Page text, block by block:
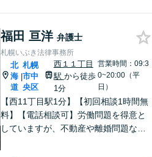
福田 亘洋 弁護士
札幌いぶき法律事務所
北
海
道
|
札幌
市中
央区
西１１丁目
駅 から徒歩
1分
営業時間：09:3
0~20:00（平
日）
【西11丁目駅1分】【初回相談1時間無
料】【電話相談可】労働問題を得意と
していますが、不動産や離婚問題など